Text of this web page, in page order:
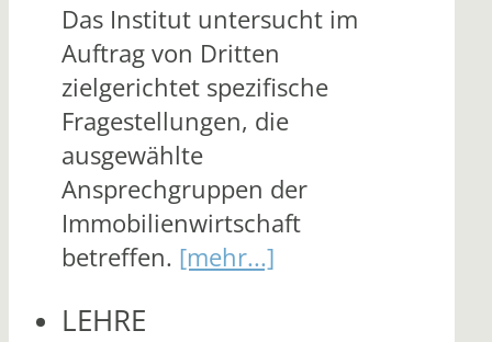
Das Institut untersucht im
Auftrag von Dritten
zielgerichtet spezifische
Fragestellungen, die
ausgewählte
Ansprechgruppen der
Immobilienwirtschaft
betreffen. [mehr...]
LEHRE